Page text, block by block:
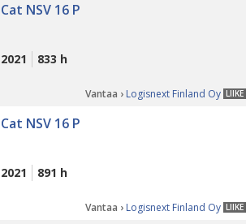
Cat NSV 16 P
2021 833 h
LIIKE
Vantaa › Logisnext Finland Oy
Cat NSV 16 P
2021 891 h
LIIKE
Vantaa › Logisnext Finland Oy